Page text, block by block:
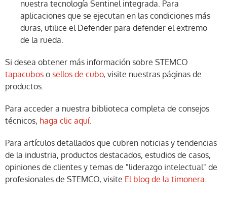
nuestra tecnología Sentinel integrada. Para
aplicaciones que se ejecutan en las condiciones más
duras, utilice el Defender para defender el extremo
de la rueda.
Si desea obtener más información sobre STEMCO
tapacubos o sellos de cubo, visite nuestras páginas de
productos.
Para acceder a nuestra biblioteca completa de consejos
técnicos, haga clic aquí.
Para artículos detallados que cubren noticias y tendencias
de la industria, productos destacados, estudios de casos,
opiniones de clientes y temas de "liderazgo intelectual" de
profesionales de STEMCO, visite El blog de la timonera.